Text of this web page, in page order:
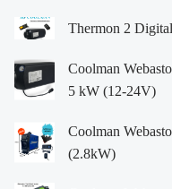
Thermon 2
Coolman
5 kW (12-24V)
Coolman
(2.8kW)